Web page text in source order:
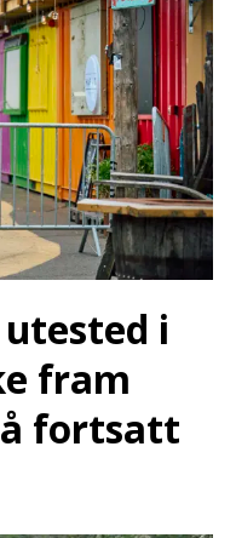
i
fram
fortsatt